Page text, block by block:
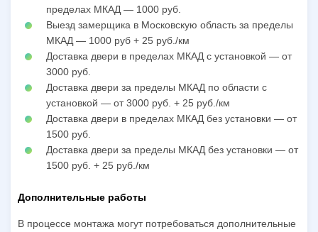
пределах МКАД — 1000 руб.
Выезд замерщика в Московскую область за пределы
МКАД — 1000 руб + 25 руб./км
Доставка двери в пределах МКАД с установкой — от
3000 руб.
Доставка двери за пределы МКАД по области с
установкой — от 3000 руб. + 25 руб./км
Доставка двери в пределах МКАД без установки — от
1500 руб.
Доставка двери за пределы МКАД без установки — от
1500 руб. + 25 руб./км
Дополнительные работы
В процессе монтажа могут потребоваться дополнительные